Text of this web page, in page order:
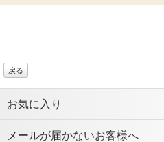
戻る
お気に入り
メールが届かないお客様へ